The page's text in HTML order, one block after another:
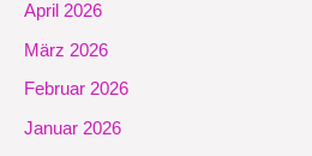
April 2026
März 2026
Februar 2026
Januar 2026